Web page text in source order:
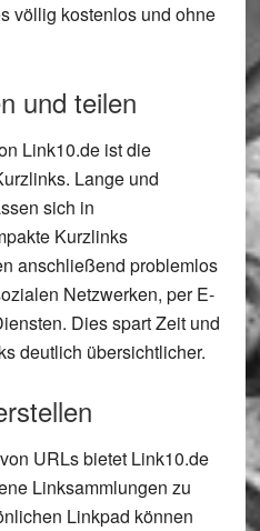
völlig kostenlos und ohne
und teilen
Link10.de ist die
Lange und
sich in
Kurzlinks
anschließend problemlos
Netzwerken, per E-
Dies spart Zeit und
deutlich übersichtlicher.
URLs bietet Link10.de
Linksammlungen zu
Linkpad können